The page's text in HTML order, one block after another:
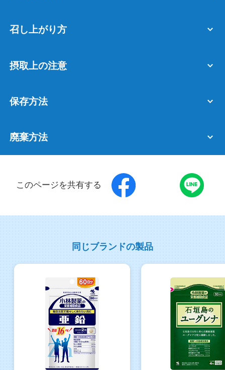
召し上がり方
摂取上の注意
保存方法
廃棄方法
このページを共有する
同じブランドの製品